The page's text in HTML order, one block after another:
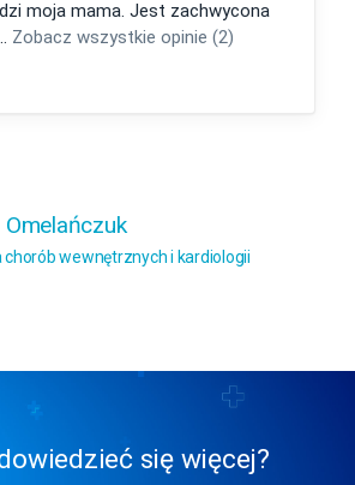
Omelańczuk
chorób wewnętrznych i kardiologii
się więcej?